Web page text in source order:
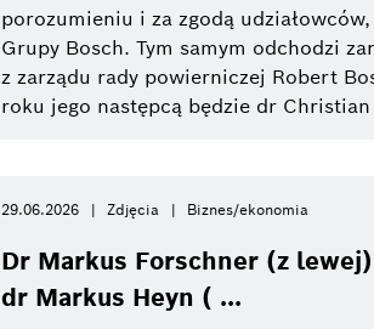
Internet rzeczy
Two Wheeler
Przemysł 4.0
Technika
Obecny
Poprzedni
Ostatni kwartał
Ostatni rok
od
Informacje prasowe
porozumieniu i za zgodą
Grupy Bosch. Tym samym odchodzi
z zarządu rady powierniczej Robert
roku jego następcą będzie dr
29.06.2026 Zdjęcia Biznes/ekonomia
Dr Markus Forschner (z
dr Markus Heyn ( ...